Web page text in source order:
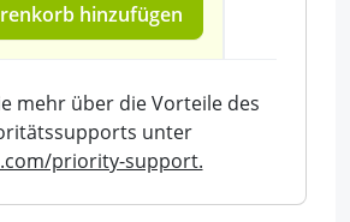
hinzufügen
mehr über die Vorteile des
unter
priority-support.